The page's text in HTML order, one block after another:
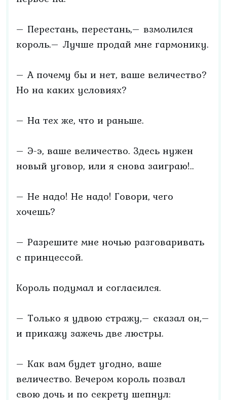
– Перестань, перестань,– взмолился
король.– Лучше продай мне гармонику.
– А почему бы и нет, ваше величество?
Но на каких условиях?
– На тех же, что и раньше.
– Э-э, ваше величество. Здесь нужен
новый уговор, или я снова заиграю!..
– Не надо! Не надо! Говори, чего
хочешь?
– Разрешите мне ночью разговаривать
с принцессой.
Король подумал и согласился.
– Только я удвою стражу,– сказал он,–
и прикажу зажечь две люстры.
– Как вам будет угодно, ваше
величество. Вечером король позвал
свою дочь и по секрету шепнул: